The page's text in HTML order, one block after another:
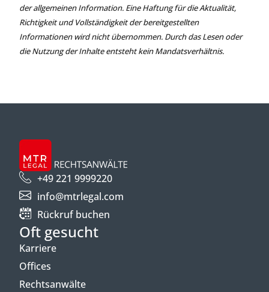
der allgemeinen Information. Eine Haftung für die Aktualität,
Richtigkeit und Vollständigkeit der bereitgestellten
Informationen wird nicht übernommen. Durch das Lesen oder
die Nutzung der Inhalte entsteht kein Mandatsverhältnis.
+49 221 9999220
info@mtrlegal.com
Rückruf buchen
Oft gesucht
Karriere
Offices
Rechtsanwälte